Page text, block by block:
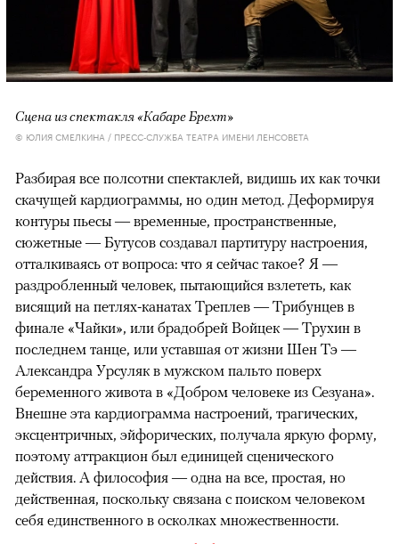
Сцена из спектакля «Кабаре Брехт»
© ЮЛИЯ СМЕЛКИНА / ПРЕСС-СЛУЖБА ТЕАТРА ИМЕНИ ЛЕНСОВЕТА
Разбирая все полсотни спектаклей, видишь их как точки
скачущей кардиограммы, но один метод. Деформируя
контуры пьесы — временные, пространственные,
сюжетные — Бутусов создавал партитуру настроения,
отталкиваясь от вопроса: что я сейчас такое? Я —
раздробленный человек, пытающийся взлететь, как
висящий на петлях-канатах Треплев — Трибунцев в
финале «Чайки», или брадобрей Войцек — Трухин в
последнем танце, или уставшая от жизни Шен Тэ —
Александра Урсуляк в мужском пальто поверх
беременного живота в «Добром человеке из Сезуана».
Внешне эта кардиограмма настроений, трагических,
эксцентричных, эйфорических, получала яркую форму,
поэтому аттракцион был единицей сценического
действия. А философия — одна на все, простая, но
действенная, поскольку связана с поиском человеком
себя единственного в осколках множественности.